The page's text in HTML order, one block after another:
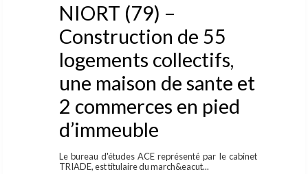
NIORT (79) –
Construction de 55
logements collectifs,
une maison de sante et
2 commerces en pied
d’immeuble
Le bureau d'études ACE représenté par le cabinet
TRIADE, est titulaire du march&eacut...